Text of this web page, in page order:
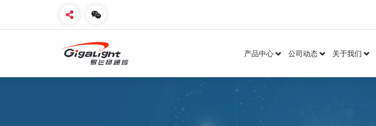
产品中心 公司动态 关于我们